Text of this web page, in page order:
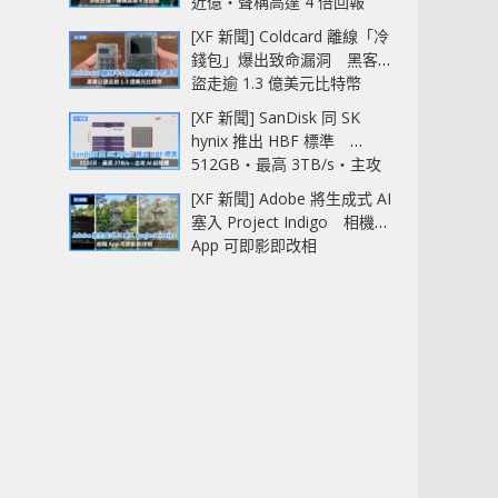
[XF 新聞] Coldcard 離線「冷
錢包」爆出致命漏洞 黑客已
盜走逾 1.3 億美元比特幣
[XF 新聞] SanDisk 同 SK
hynix 推出 HBF 標準
512GB‧最高 3TB/s‧主攻
AI 記憶體
[XF 新聞] Adobe 將生成式 AI
塞入 Project Indigo 相機
App 可即影即改相